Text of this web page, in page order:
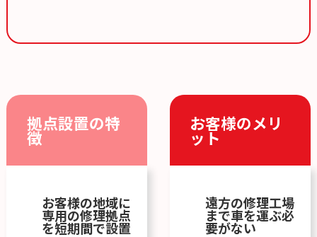
拠点設置の特
徴
お客様の地域に
専用の修理拠点
を短期間で設置
お客様のメリ
ット
遠方の修理工場
まで車を運ぶ必
要がない